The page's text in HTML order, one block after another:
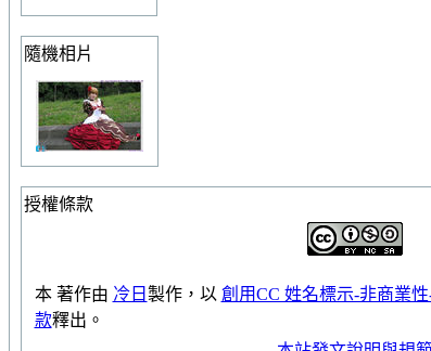
隨機相片
授權條款
本 著作由 冷日 製作，以 創用CC 姓名標示-非商業
款釋出。